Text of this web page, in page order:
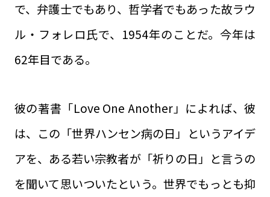
で、弁護士でもあり、哲学者でもあった故ラウ
ル・フォレロ氏で、1954年のことだ。今年は
62年目である。
彼の著書「Love One Another」によれば、彼
は、この「世界ハンセン病の日」というアイデ
アを、ある若い宗教者が「祈りの日」と言うの
を聞いて思いついたという。世界でもっとも抑